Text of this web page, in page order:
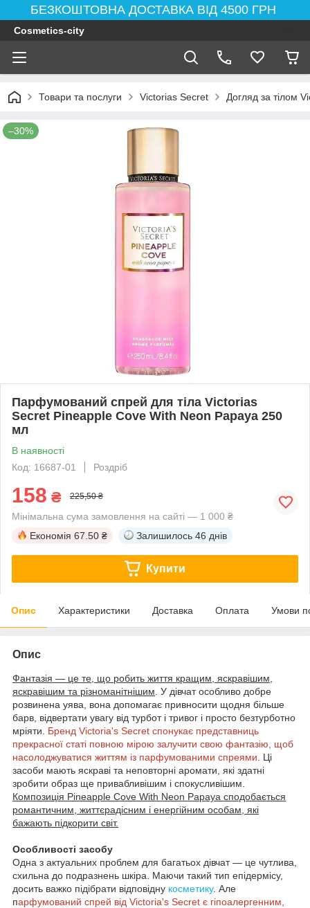
БЕЗКОШТОВНА ДОСТАВКА ВІД 4500 ГРН
Cosmetics-city
Товари та послуги Victorias Secret Догляд за тілом
–30%
Парфумований спрей для тіла Victorias
Secret Pineapple Cove With Neon Papaya 250
мл
В наявності
Код: 16687-01
Роздріб
158 ₴ 225,50 ₴
Мінімальна сума замовлення на сайті — 1 000 ₴
Економія 67.50 ₴ Залишилось 46 днів
Купити
Опис Характеристики Доставка Оплата Умови
Опис
Фантазія — це те, що робить життя кращим, яскравішим,
яскравішим та різноманітнішим . У дівчат особливо добре
розвинена уява, вона допомагає привносити щодня більше
барв, відвертати увагу від турбот і тривог і просто безтурботно
мріяти. Бренд Victoria's Secret спонукає представниць
прекрасної статі повною мірою залучити свою фантазію, щоб
насолоджуватися життям із парфумованими спреями . Ці
засоби мають яскраві та неповторні аромати, які здатні
зробити образ ще привабливішим і спокусливішим.
Композиція Pineapple Cove With Neon Papaya сподобається
романтичним, життєрадісним і енергійним особам, які
бажають підкорити світ.
Особливості засобу
Одна з актуальних проблем для багатьох дівчат — це чутлива,
схильна до подразнень шкіра. Маючи такий тип епідермісу,
досить важко підібрати відповідну косметику. Але
парфумований спрей від Victoria's Secret є гіпоалергенним,